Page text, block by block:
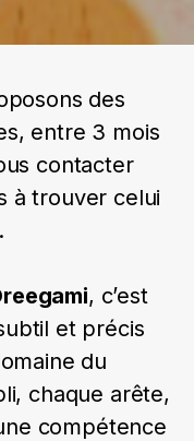
des
entre 3 mois
contacter
à trouver celui
, c’est
et précis
du
chaque arête,
compétence